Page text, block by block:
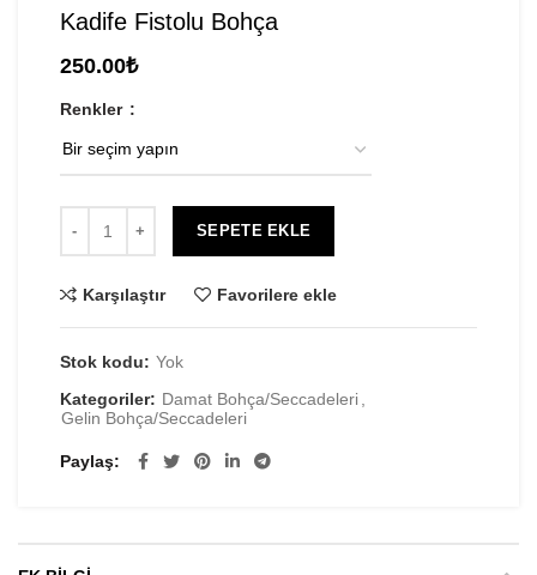
Kadife Fistolu Bohça
250.00₺
Renkler
SEPETE EKLE
Karşılaştır Favorilere ekle
Stok kodu: Yok
Kategoriler: Damat Bohça/Seccadeleri
Gelin Bohça/Seccadeleri
Paylaş